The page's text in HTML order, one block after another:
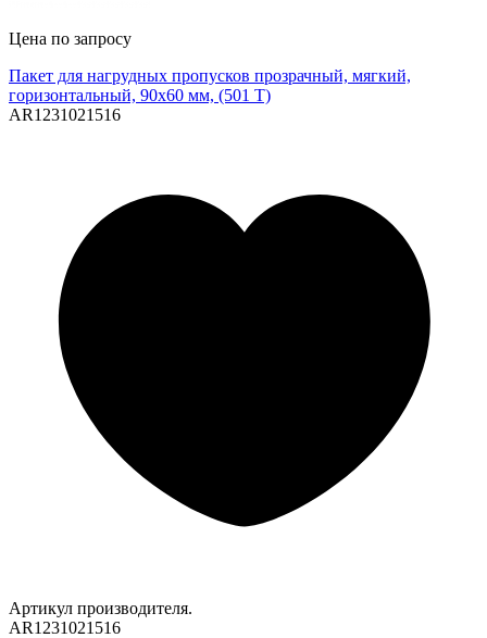
Цена по запросу
Пакет для нагрудных пропусков прозрачный, мягкий,
горизонтальный, 90х60 мм, (501 T)
AR1231021516
Артикул производителя.
AR1231021516